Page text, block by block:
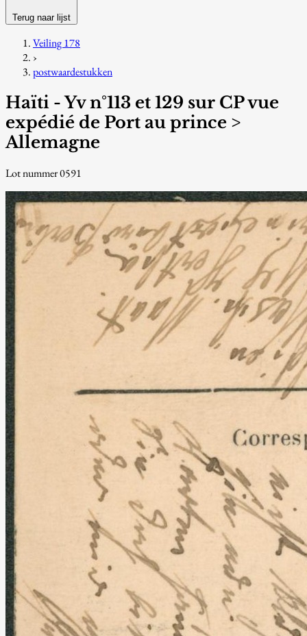
Terug naar lijst
Veiling 178
›
postwaardestukken
Haïti - Yv n°113 et 129 sur CP vue
expédié de Port au prince >
Allemagne
Lot nummer 0591